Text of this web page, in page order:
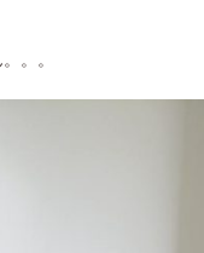
。。